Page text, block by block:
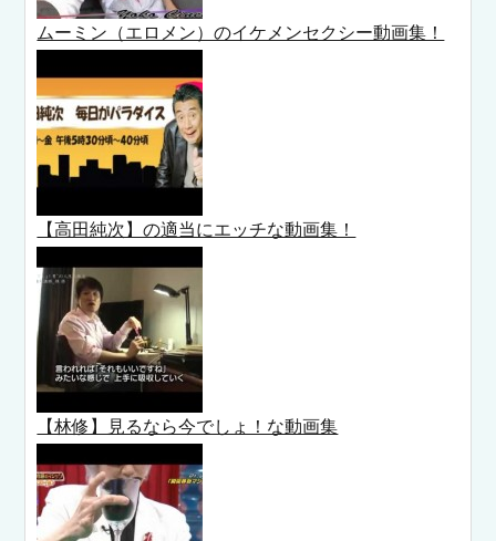
ムーミン（エロメン）のイケメンセクシー動画集！
【高田純次】の適当にエッチな動画集！
【林修】見るなら今でしょ！な動画集